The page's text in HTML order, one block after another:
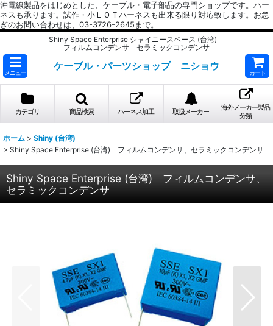
沖電線製品をはじめとした、ケーブル・電子部品の専門ショップです。ハー
ネスも承ります。試作・小ＬＯＴハーネスも出来る限り対応致します。お急
ぎのお問い合わせは、03-3726-2645まで。
Shiny Space Enterprise シャイニースペース (台湾)
フィルムコンデンサ セラミックコンデンサ
メニュー
ケーブル・パーツショップ ニショウ
カート
カテゴリ 商品検索 ハーネス加工 取扱メーカー
海外メーカー製品
分類
ホーム > Shiny (台湾)
> Shiny Space Enterprise (台湾) フィルムコンデンサ、セラミックコンデンサ
Shiny Space Enterprise (台湾) フィルムコンデンサ、
セラミックコンデンサ